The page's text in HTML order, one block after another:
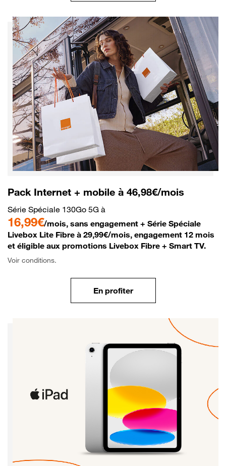
Pack Internet + mobile à 46,98€/mois
Série Spéciale 130Go 5G à
16,99€/mois, sans engagement + Série Spéciale
Livebox Lite Fibre à 29,99€/mois, engagement 12 mois
et éligible aux promotions Livebox Fibre + Smart TV.
Voir conditions.
En profiter